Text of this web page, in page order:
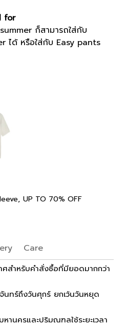
for
ก็สามารถใส่กับ
ได้ หรือใส่กับ Easy pants
, UP TO 70% OFF
Care
สำหรับคำสั่งซื้อที่มียอดมากกว่า
ทร์ถึงวันศุกร์ ยกเว้นวันหยุด
านครและปริมณฑลใช้ระยะเวลา